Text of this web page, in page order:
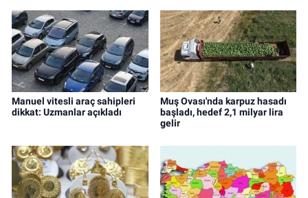
Manuel vitesli araç sahipleri
dikkat: Uzmanlar açıkladı
Muş Ovası'nda karpuz hasadı
başladı, hedef 2,1 milyar lira
gelir